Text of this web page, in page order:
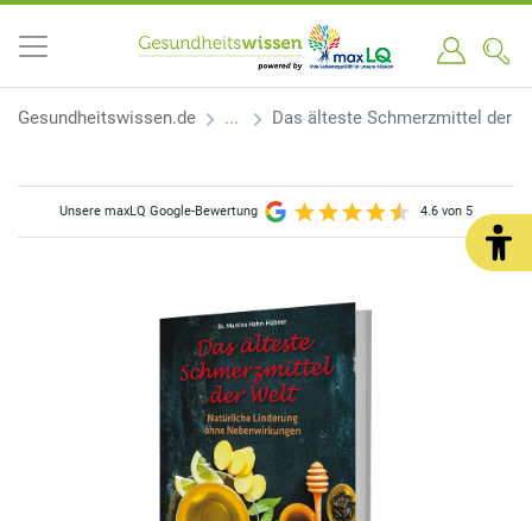
Gesundheitswissen.de Das älteste Schmerzmittel der
Unsere maxLQ Google-Bewertung 4.6 von 5